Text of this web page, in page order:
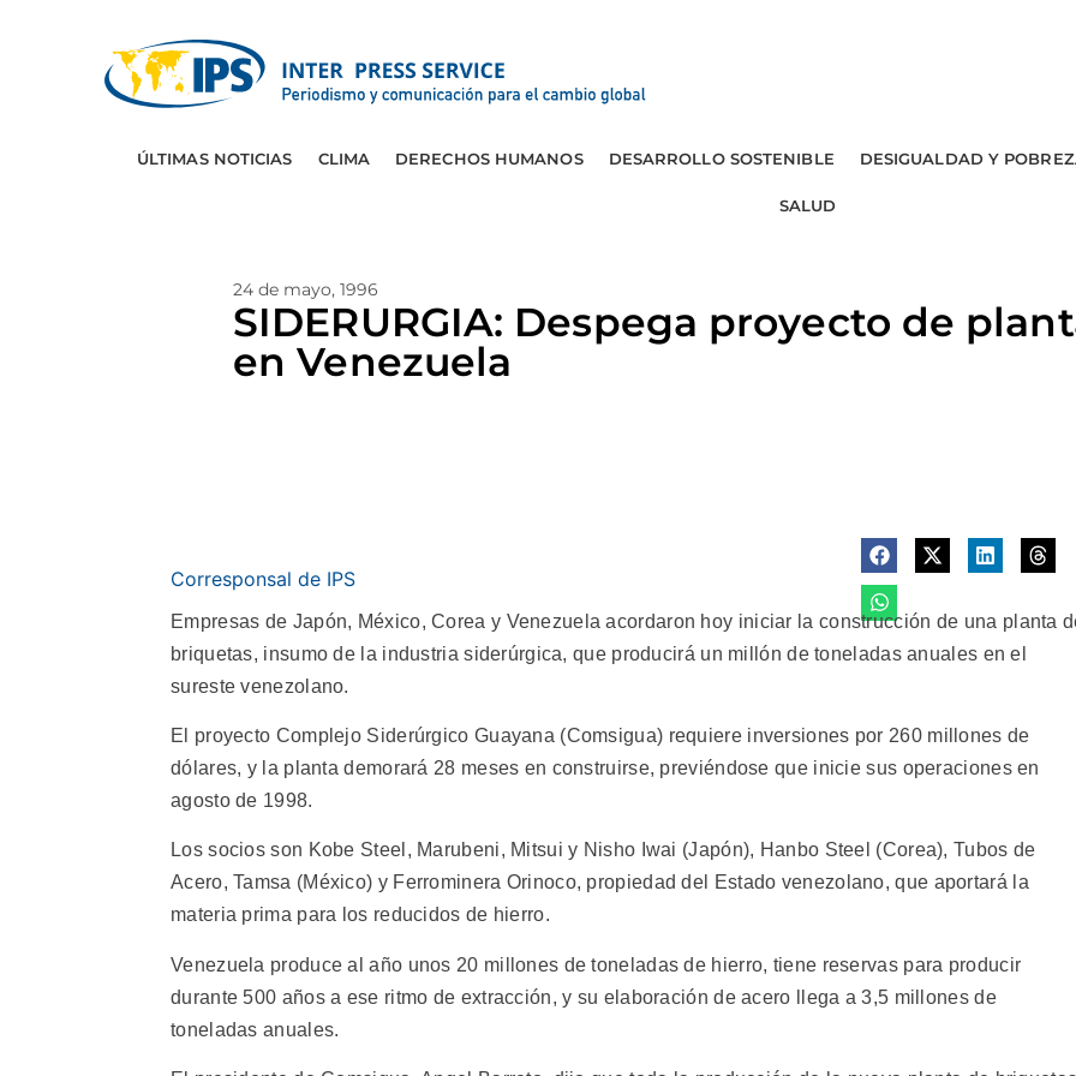
ÚLTIMAS NOTICIAS CLIMA DERECHOS HUMANOS DESARROLLO SOSTENIBLE DESIGUALDAD Y
SALUD
24 de mayo, 1996
SIDERURGIA: Despega proyecto de
en Venezuela
Corresponsal de IPS
Empresas de Japón, México, Corea y Venezuela acordaron hoy iniciar la construcción de una planta
briquetas, insumo de la industria siderúrgica, que producirá un millón de toneladas anuales en el
sureste venezolano.
El proyecto Complejo Siderúrgico Guayana (Comsigua) requiere inversiones por 260 millones de
dólares, y la planta demorará 28 meses en construirse, previéndose que inicie sus operaciones en
agosto de 1998.
Los socios son Kobe Steel, Marubeni, Mitsui y Nisho Iwai (Japón), Hanbo Steel (Corea), Tubos de
Acero, Tamsa (México) y Ferrominera Orinoco, propiedad del Estado venezolano, que aportará la
materia prima para los reducidos de hierro.
Venezuela produce al año unos 20 millones de toneladas de hierro, tiene reservas para producir
durante 500 años a ese ritmo de extracción, y su elaboración de acero llega a 3,5 millones de
toneladas anuales.